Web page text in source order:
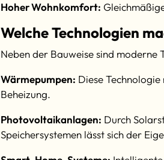
Hoher Wohnkomfort:
Welche Technologien
Neben der Bauweise sind moderne
Wärmepumpen: Diese
Beheizung.
Photovoltaikanlagen: Durch
Speichersystemen lässt sich der